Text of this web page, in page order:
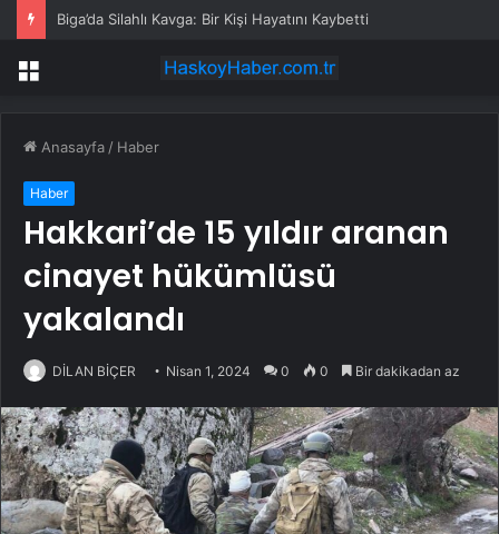
Biga’da Silahlı Kavga: Bir Kişi Hayatını Kaybetti
Menü
Anasayfa / Haber
Haber
Hakkari’de 15 yıldır aranan
cinayet hükümlüsü
yakalandı
DİLAN BİÇER Nisan 1, 2024 0 0 Bir dakikadan az